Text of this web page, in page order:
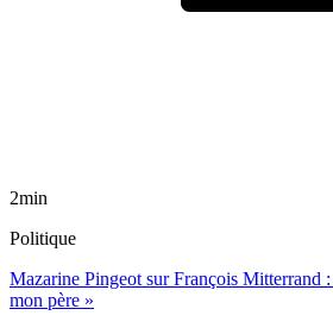
2min
Politique
Mazarine Pingeot sur François Mitterrand
mon père »